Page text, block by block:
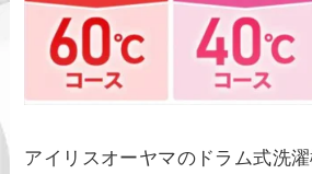
アイリスオーヤマのドラム式洗